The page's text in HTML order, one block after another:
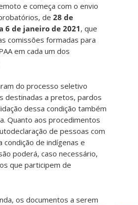
e começa com o envio
de28 de
6 de janeiro de 2021, que
comissões formadas para
em cada um dos
do processo seletivo
destinadas a pretos, pardos
dessa condição também
Quanto aos procedimentos
de pessoas com
condição de indígenas e
poderá, caso necessário,
que participem de
os documentos a serem